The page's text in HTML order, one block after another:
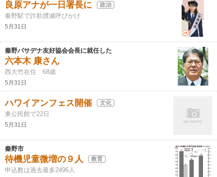
良原アナが一日署長に 政治
秦野駅で詐欺撲滅呼びかけ
5月31日
秦野パサデナ友好協会会長に就任した
六本木 康さん
西大竹在住 68歳
5月31日
ハワイアンフェス開催 文化
東公民館で22日
5月31日
秦野市
待機児童微増の９人 教育
申込数は過去最多2496人